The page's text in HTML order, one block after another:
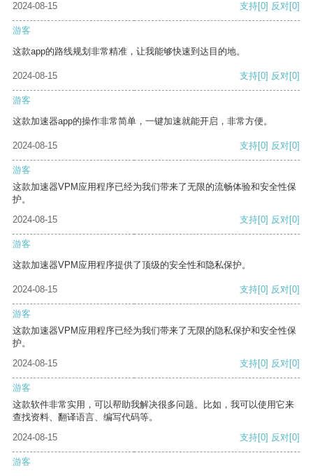
2024-08-15 支持[0] 反对[0]
游客
这款app的路线规划非常精准，让我能够快速到达目的地。
2024-08-15 支持[0] 反对[0]
游客
这款加速器app的操作非常简单，一键加速就能开启，非常方便。
2024-08-15 支持[0] 反对[0]
游客
这款加速器VPM应用程序已经为我们带来了无限的流畅体验和安全性保
护。
2024-08-15
支持[0] 反对[0]
游客
这款加速器VPM应用程序提供了顶级的安全性和隐私保护。
2024-08-15 支持[0] 反对[0]
游客
这款加速器VPM应用程序已经为我们带来了无限的隐私保护和安全性保
护。
2024-08-15
支持[0] 反对[0]
游客
这款软件非常实用，可以帮助我解决很多问题。比如，我可以使用它来
查找资料、翻译语言、编写代码等。
2024-08-15
支持[0] 反对[0]
游客